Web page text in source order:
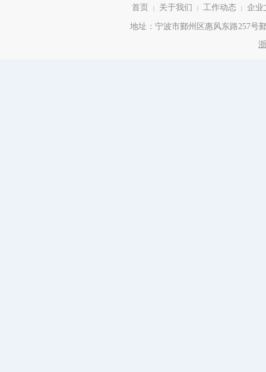
首页 | 关于我们 | 工作动态 | 企业
地址：宁波市鄞州区惠风东路257号